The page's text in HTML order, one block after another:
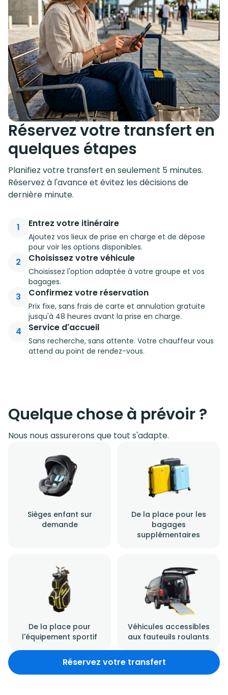
Réservez votre transfert en
quelques étapes
Planifiez votre transfert en seulement 5 minutes.
Réservez à l'avance et évitez les décisions de
dernière minute.
1 Entrez votre itinéraire
Ajoutez vos lieux de prise en charge et de dépose
pour voir les options disponibles.
2 Choisissez votre véhicule
Choisissez l'option adaptée à votre groupe et vos
bagages.
3 Confirmez votre réservation
Prix fixe, sans frais de carte et annulation gratuite
jusqu'à 48 heures avant la prise en charge.
4 Service d'accueil
Sans recherche, sans attente. Votre chauffeur vous
attend au point de rendez-vous.
Quelque chose à prévoir ?
Nous nous assurerons que tout s'adapte.
Sièges enfant sur
demande
De la place pour les
bagages
supplémentaires
De la place pour
l'équipement sportif
Véhicules accessibles
aux fauteuils roulants
Réservez votre transfert